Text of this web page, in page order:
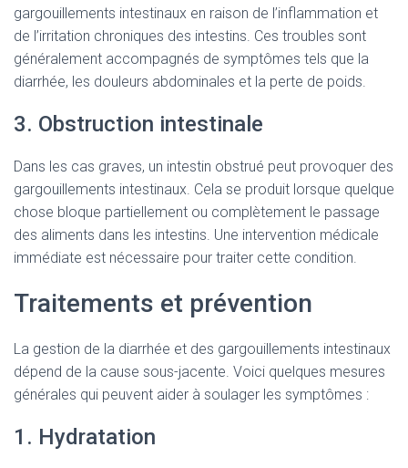
gargouillements intestinaux en raison de l’inflammation et
de l’irritation chroniques des intestins. Ces troubles sont
généralement accompagnés de symptômes tels que la
diarrhée, les douleurs abdominales et la perte de poids.
3. Obstruction intestinale
Dans les cas graves, un intestin obstrué peut provoquer des
gargouillements intestinaux. Cela se produit lorsque quelque
chose bloque partiellement ou complètement le passage
des aliments dans les intestins. Une intervention médicale
immédiate est nécessaire pour traiter cette condition.
Traitements et prévention
La gestion de la diarrhée et des gargouillements intestinaux
dépend de la cause sous-jacente. Voici quelques mesures
générales qui peuvent aider à soulager les symptômes :
1. Hydratation